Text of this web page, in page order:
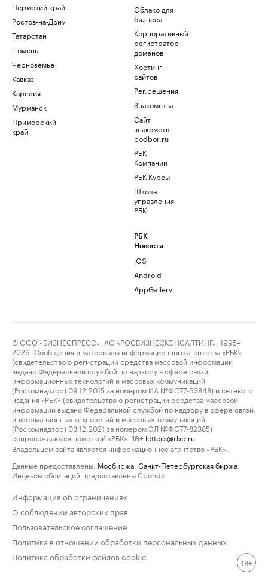
Пермский край
Ростов-на-Дону
Татарстан
Тюмень
Черноземье
Кавказ
Карелия
Мурманск
Приморский
край
Облако для
бизнеса
Корпоративный
регистратор
доменов
Хостинг
сайтов
Рег.решения
Знакомства
Сайт
знакомств
podbor.ru
РБК
Компании
РБК Курсы
Школа
управления
РБК
РБК
Новости
iOS
Android
AppGallery
© ООО «БИЗНЕСПРЕСС», АО «РОСБИЗНЕСКОНСАЛТИНГ», 1995–
2026. Сообщения и материалы информационного агентства «РБК»
(свидетельство о регистрации средства массовой информации
выдано Федеральной службой по надзору в сфере связи,
информационных технологий и массовых коммуникаций
(Роскомнадзор) 09.12.2015 за номером ИА №ФС77-63848) и сетевого
издания «РБК» (свидетельство о регистрации средства массовой
информации выдано Федеральной службой по надзору в сфере связи,
информационных технологий и массовых коммуникаций
(Роскомнадзор) 03.12.2021 за номером ЭЛ №ФС77-82385)
сопровождаются пометкой «РБК».
18+ letters@rbc.ru
Владельцем сайта является информационное агентство «РБК».
Данные предоставлены: Мосбиржа Санкт-Петербургская биржа
Индексы облигаций предоставлены Cbonds.
Информация об ограничениях
О соблюдении авторских прав
Пользовательское соглашение
Политика в отношении обработки персональных данных
Политика обработки файлов cookie
18+